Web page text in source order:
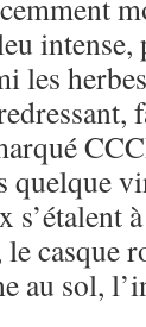
les
quelque
s’étalent
casque
au sol,